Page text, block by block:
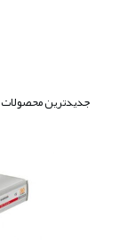
جدیدترین محصولات